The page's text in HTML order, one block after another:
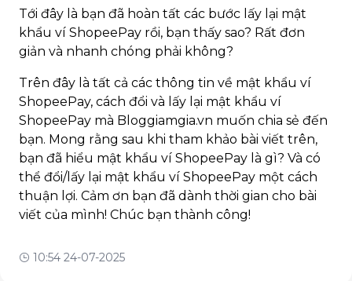
Tới đây là bạn đã hoàn tất các bước lấy lại mật
khẩu ví ShopeePay rồi, bạn thấy sao? Rất đơn
giản và nhanh chóng phải không?
Trên đây là tất cả các thông tin về mật khẩu ví
ShopeePay, cách đổi và lấy lại mật khẩu ví
ShopeePay mà Bloggiamgia.vn muốn chia sẻ đến
bạn. Mong rằng sau khi tham khảo bài viết trên,
bạn đã hiểu mật khẩu ví ShopeePay là gì? Và có
thể đổi/lấy lại mật khẩu ví ShopeePay một cách
thuận lợi. Cảm ơn bạn đã dành thời gian cho bài
viết của mình! Chúc bạn thành công!
10:54 24-07-2025